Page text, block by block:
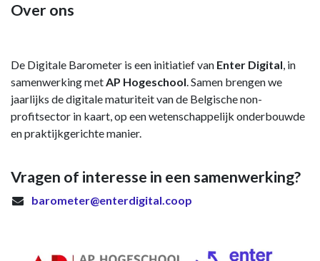
Over ons
De Digitale Barometer is een initiatief van Enter Digital, in
samenwerking metAP Hogeschool. Samen brengen we
jaarlijks de digitale maturiteit van de Belgische non-
profitsector in kaart, op een wetenschappelijk onderbouwde
en praktijkgerichte manier.
Vragen of interesse in een samenwerking?
barometer@enterdigital.coop